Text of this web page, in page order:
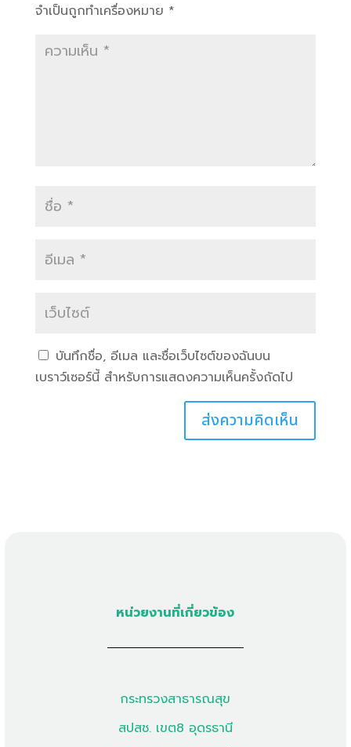
จำเป็นถูกทำเครื่องหมาย *
บันทึกชื่อ, อีเมล และชื่อเว็บไซต์ของฉันบน
เบราว์เซอร์นี้ สำหรับการแสดงความเห็นครั้งถัดไป
หน่วยงานที่เกี่ยวข้อง
กระทรวงสาธารณสุข
สปสช. เขต8 อุดรธานี